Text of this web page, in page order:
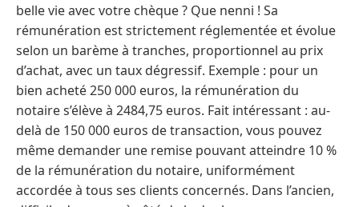
belle vie avec votre chèque ? Que nenni ! Sa
rémunération est strictement réglementée et évolue
selon un barème à tranches, proportionnel au prix
d’achat, avec un taux dégressif. Exemple : pour un
bien acheté 250 000 euros, la rémunération du
notaire s’élève à 2484,75 euros. Fait intéressant : au-
delà de 150 000 euros de transaction, vous pouvez
même demander une remise pouvant atteindre 10 %
de la rémunération du notaire, uniformément
accordée à tous ses clients concernés. Dans l’ancien,